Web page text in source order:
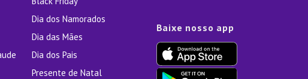
Dia dos Namorados
Dia das Mães
Dia dos Pais
Presente de Natal
Baixe nosso app